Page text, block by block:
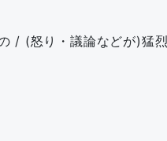
/ (怒り・議論などが)猛